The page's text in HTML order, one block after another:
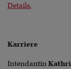
Details.
Karriere
Intendantin